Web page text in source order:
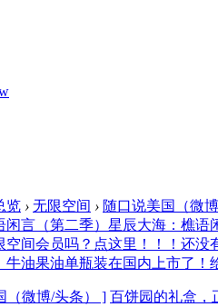
览 › 无限空间 › 随口说美国（微博
星辰大海：樵语
还没
（微博/头条） ] 百饼园的礼盒，